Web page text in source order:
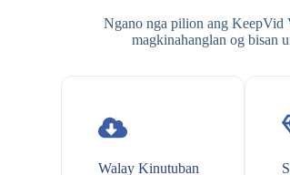
Ngano nga pilion ang KeepVid
magkinahanglan og bisan
Walay Kinutuban